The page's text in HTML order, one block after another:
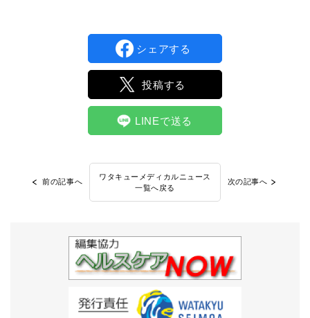
シェアする
投稿する
LINEで送る
前の記事へ
ワタキューメディカルニュース
一覧へ戻る
次の記事へ